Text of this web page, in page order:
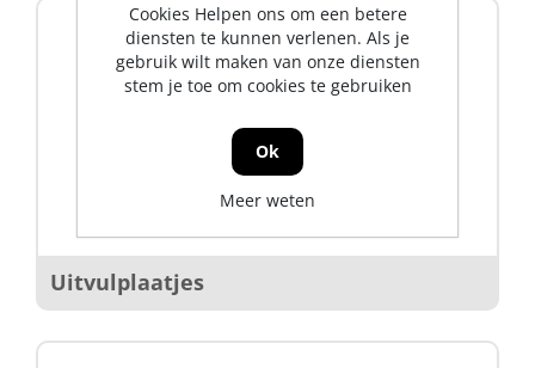
Uitvulplaatjes
Cookies Helpen ons om een betere
diensten te kunnen verlenen. Als je
gebruik wilt maken van onze diensten
stem je toe om cookies te gebruiken
Ok
Meer weten